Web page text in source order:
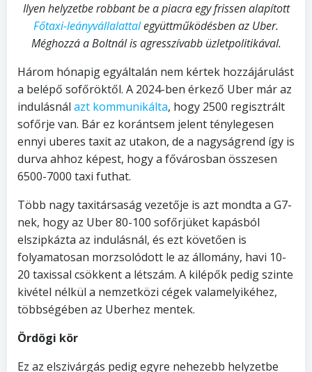
Ilyen helyzetbe robbant be a piacra egy frissen alapított
Főtaxi-leányvállalattalegyüttműködésben az Uber.
Méghozzá a Boltnál is agresszívabb üzletpolitikával.
Három hónapig egyáltalán nem kértek hozzájárulást
a belépő sofőröktől. A 2024-ben érkező Uber már az
indulásnál azt kommunikálta, hogy 2500 regisztrált
sofőrje van. Bár ez korántsem jelent ténylegesen
ennyi uberes taxit az utakon, de a nagyságrend így is
durva ahhoz képest, hogy a fővárosban összesen
6500-7000 taxi futhat.
Több nagy taxitársaság vezetője is azt mondta a G7-
nek, hogy az Uber 80-100 sofőrjüket kapásból
elszipkázta az indulásnál, és ezt követően is
folyamatosan morzsolódott le az állomány, havi 10-
20 taxissal csökkent a létszám. A kilépők pedig szinte
kivétel nélkül a nemzetközi cégek valamelyikéhez,
többségében az Uberhez mentek.
Ördögi kör
Ez az elszivárgás pedig egyre nehezebb helyzetbe